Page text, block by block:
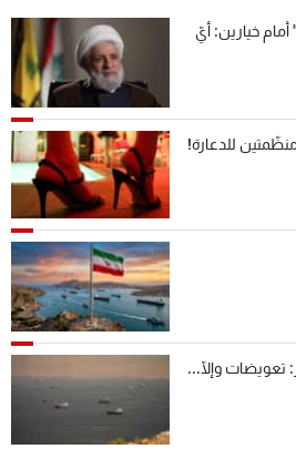
خيارين: أيّ
للدعارة!
تعويضات وإلّا...